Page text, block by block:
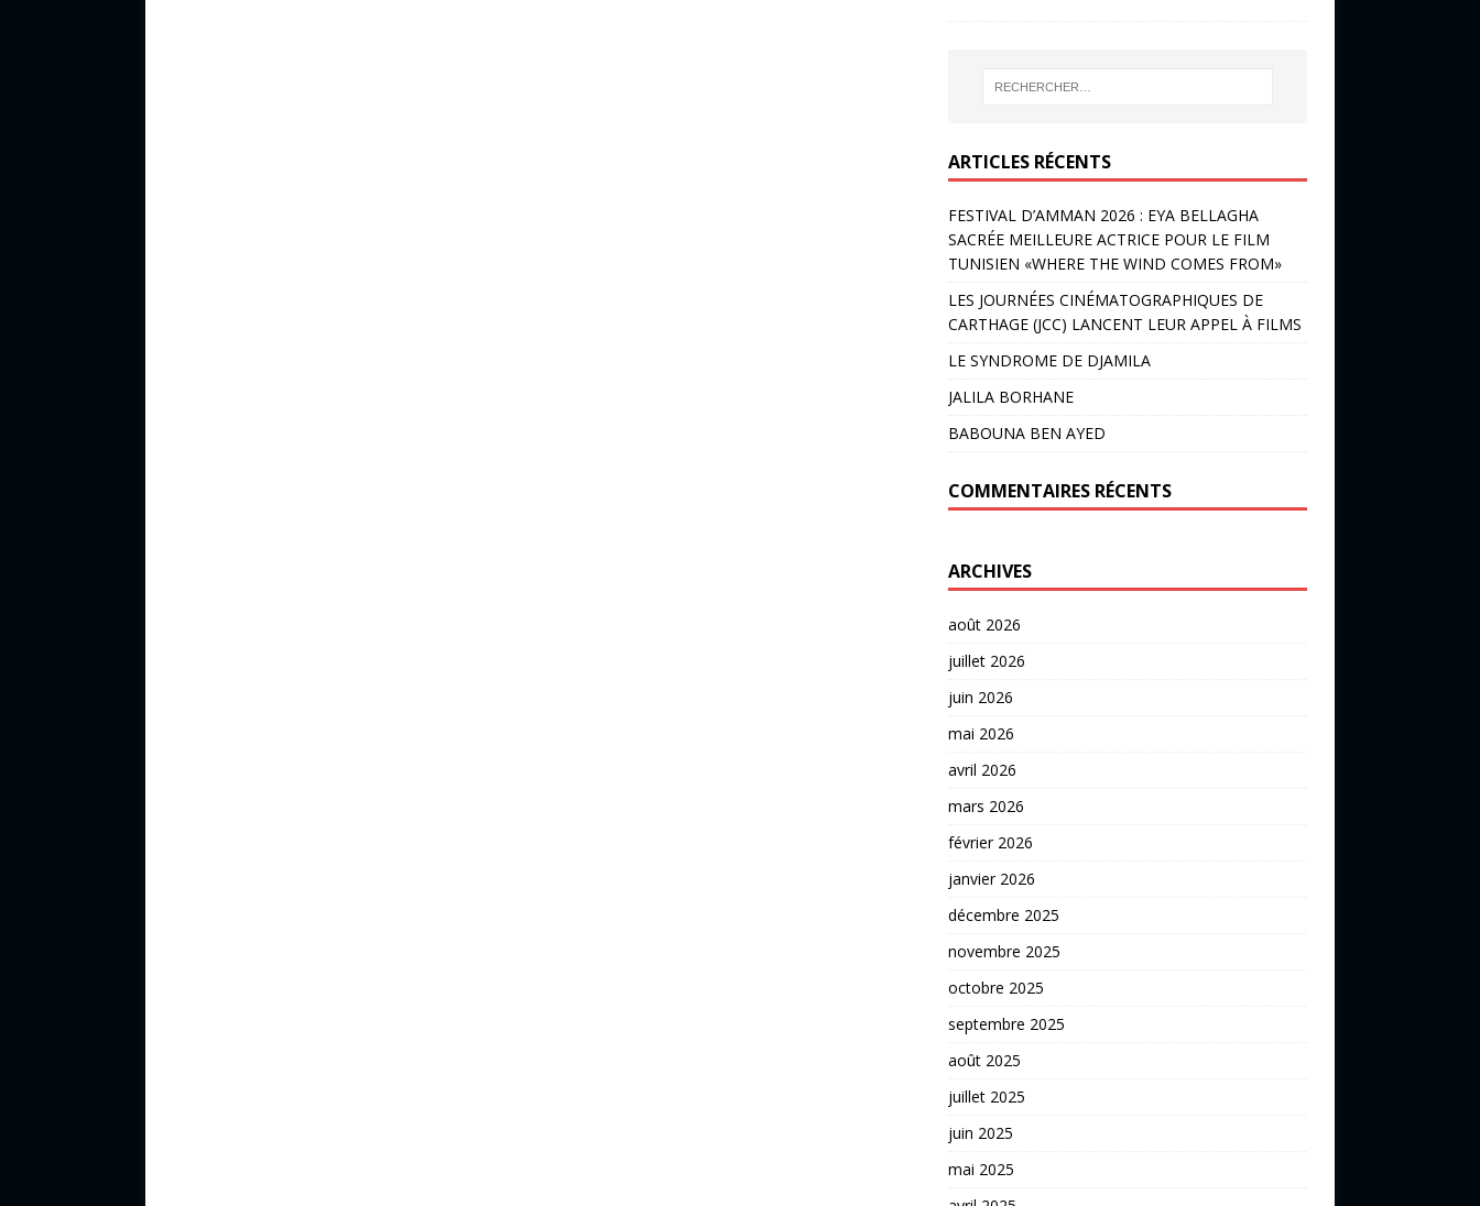
ARTICLES RÉCENTS
FESTIVAL D’AMMAN 2026 : EYA BELLAGHA
SACRÉE MEILLEURE ACTRICE POUR LE FILM
TUNISIEN «WHERE THE WIND COMES FROM»
LES JOURNÉES CINÉMATOGRAPHIQUES DE
CARTHAGE (JCC) LANCENT LEUR APPEL À FILMS
LE SYNDROME DE DJAMILA
JALILA BORHANE
BABOUNA BEN AYED
COMMENTAIRES RÉCENTS
ARCHIVES
août 2026
juillet 2026
juin 2026
mai 2026
avril 2026
mars 2026
février 2026
janvier 2026
décembre 2025
novembre 2025
octobre 2025
septembre 2025
août 2025
juillet 2025
juin 2025
mai 2025